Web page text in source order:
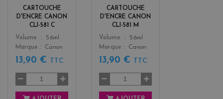
CARTOUCHE
D'ENCRE CANON
CLI-581 C
Color
Volume
5.6ml
Marque
Canon
13,90 € TTC
CARTOUCHE
D'ENCRE CANON
CLI-581 M
Color
n
t
Volume
5.6ml
Marque
Canon
13,90 € TTC